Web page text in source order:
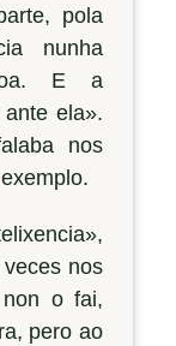
pola
nunha
E a
ela».
nos
nos
o fai,
pero ao